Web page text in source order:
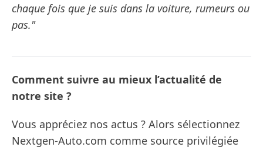
chaque fois que je suis dans la voiture, rumeurs ou
pas."
Comment suivre au mieux l’actualité de
notre site ?
Vous appréciez nos actus ? Alors sélectionnez
Nextgen-Auto.com comme source privilégiée